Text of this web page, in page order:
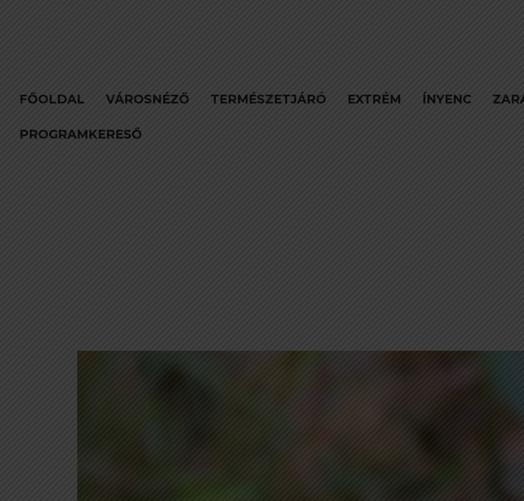
FŐOLDAL VÁROSNÉZŐ TERMÉSZETJÁRÓ EXTRÉM ÍNYENC
PROGRAMKERESŐ